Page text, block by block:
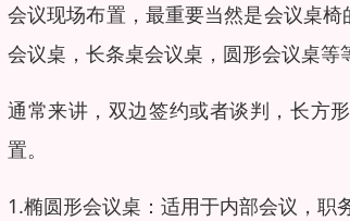
会议现场布置，最重要当然是会议桌
会议桌，长条桌会议桌，圆形会议桌等
通常来讲，双边签约或者谈判，长方
置。
1.椭圆形会议桌：适用于内部会议，职